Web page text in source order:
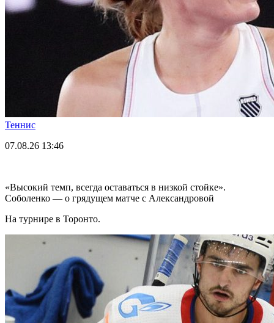
Теннис
07.08.26 13:46
«Высокий темп, всегда оставаться в низкой стойке».
Соболенко — о грядущем матче с Александровой
На турнире в Торонто.